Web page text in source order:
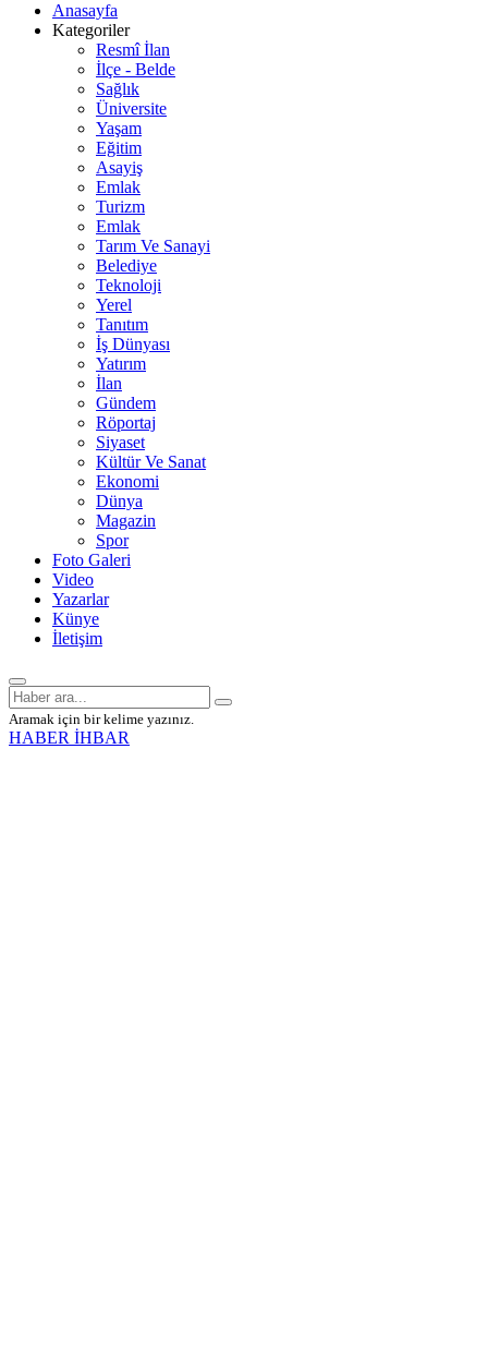
Anasayfa
Kategoriler
Resmî İlan
İlçe - Belde
Sağlık
Üniversite
Yaşam
Eğitim
Asayiş
Emlak
Turizm
Emlak
Tarım Ve Sanayi
Belediye
Teknoloji
Yerel
Tanıtım
İş Dünyası
Yatırım
İlan
Gündem
Röportaj
Siyaset
Kültür Ve Sanat
Ekonomi
Dünya
Magazin
Spor
Foto Galeri
Video
Yazarlar
Künye
İletişim
Aramak için bir kelime yazınız.
HABER İHBAR